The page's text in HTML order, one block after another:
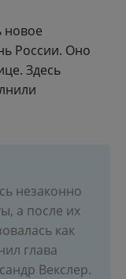
новое
России. Оно
Здесь
незаконно
а после их
как
глава
Векслер.